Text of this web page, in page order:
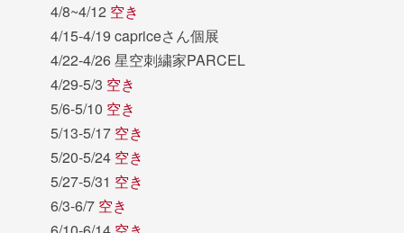
4/8~4/12 空き
4/15-4/19 capriceさん個展
4/22-4/26 星空刺繍家PARCEL
4/29-5/3 空き
5/6-5/10 空き
5/13-5/17 空き
5/20-5/24 空き
5/27-5/31 空き
6/3-6/7 空き